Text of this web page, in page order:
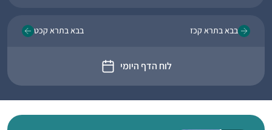
בבא בתרא קכז
לוח הדף היומי
בבא בתרא קכט